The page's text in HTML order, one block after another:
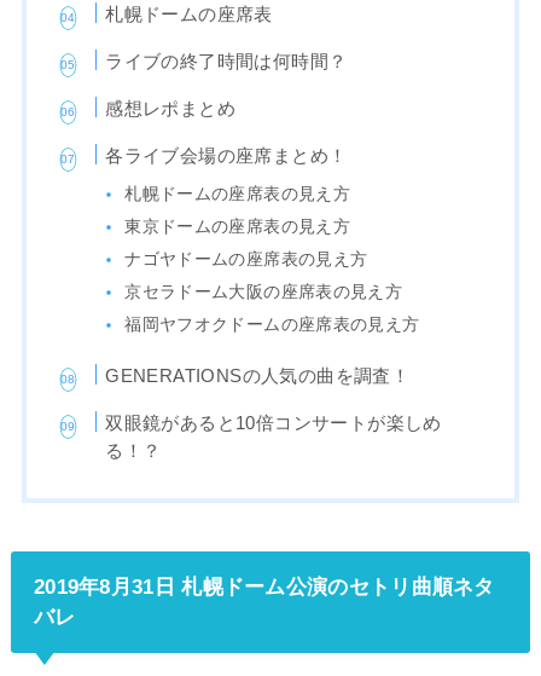
札幌ドームの座席表
ライブの終了時間は何時間？
感想レポまとめ
各ライブ会場の座席まとめ！
札幌ドームの座席表の見え方
東京ドームの座席表の見え方
ナゴヤドームの座席表の見え方
京セラドーム大阪の座席表の見え方
福岡ヤフオクドームの座席表の見え方
GENERATIONSの人気の曲を調査！
双眼鏡があると10倍コンサートが楽しめ
る！？
2019年8月31日 札幌ドーム公演のセトリ曲順ネタ
バレ